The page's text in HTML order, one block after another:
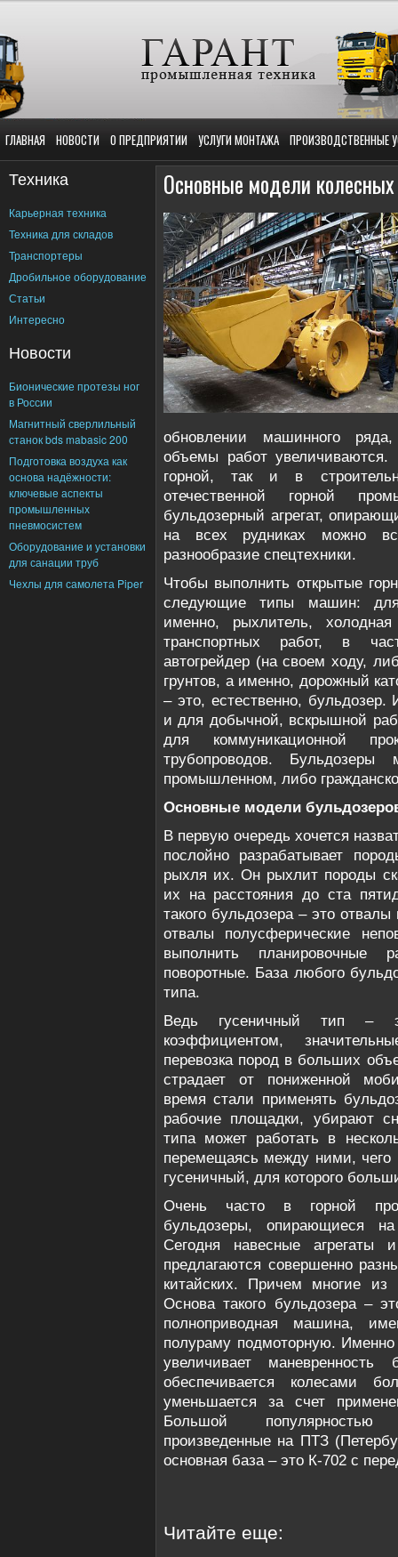
ГЛАВНАЯ НОВОСТИ О ПРЕДПРИЯТИИ УСЛУГИ МОНТАЖА ПРОИЗВОДСТВЕННЫЕ
Техника
Карьерная техника
Техника для складов
Транспортеры
Дробильное оборудование
Статьи
Интересно
Новости
Бионические протезы ног
в России
Магнитный сверлильный
станок bds mabasic 200
Подготовка воздуха как
основа надёжности:
ключевые аспекты
промышленных
пневмосистем
Оборудование и установки
для санации труб
Чехлы для самолета Piper
Основные модели
обновлении машинного
объемы работ
горной, так и в
отечественной горной
бульдозерный агрегат,
на всех рудниках можно
разнообразие спецтехники.
Чтобы выполнить открытые
следующие типы машин: для
именно, рыхлитель,
транспортных работ, в
автогрейдер (на своем ходу,
грунтов, а именно, дорожный
– это, естественно,
и для добычной, вскрышной
для коммуникационной
трубопроводов.
промышленном, либо
Основные модели
В первую очередь хочется
послойно разрабатывает
рыхля их. Он рыхлит породы
их на расстояния до ста
такого бульдозера – это
отвалы полусферические
выполнить планировочные
поворотные. База любого
типа.
Ведь гусеничный тип –
коэффициентом,
перевозка пород в больших
страдает от пониженной
время стали применять
рабочие площадки, убирают
типа может работать в
перемещаясь между ними, чего
гусеничный, для которого
Очень часто в горной
бульдозеры, опирающиеся
Сегодня навесные агрегаты
предлагаются совершенно
китайских. Причем многие
Основа такого бульдозера –
полноприводная машина,
полураму подмоторную. Именно
увеличивает
обеспечивается колесами
уменьшается за счет
Большой популярностью
произведенные на ПТЗ
основная база – это К-702 с
Читайте еще: